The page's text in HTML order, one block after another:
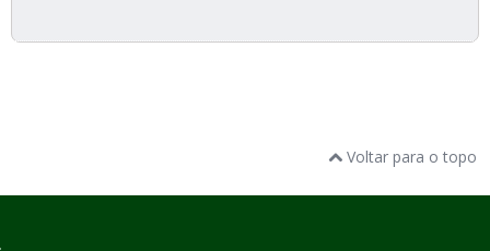
Voltar para o topo